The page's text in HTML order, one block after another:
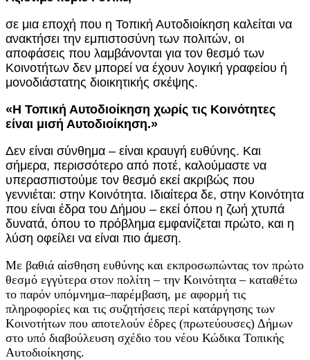
σε μια εποχή που η Τοπική Αυτοδιοίκηση καλείται να
ανακτήσει την εμπιστοσύνη των πολιτών, οι
αποφάσεις που λαμβάνονται για τον θεσμό των
Κοινοτήτων δεν μπορεί να έχουν λογική γραφείου ή
μονοδιάστατης διοικητικής σκέψης.
«Η Τοπική Αυτοδιοίκηση χωρίς τις Κοινότητες
είναι μισή Αυτοδιοίκηση.»
Δεν είναι σύνθημα – είναι κραυγή ευθύνης. Και
σήμερα, περισσότερο από ποτέ, καλούμαστε να
υπερασπιστούμε τον θεσμό εκεί ακριβώς που
γεννιέται: στην Κοινότητα. Ιδιαίτερα δε, στην Κοινότητα
που είναι έδρα του Δήμου – εκεί όπου η ζωή χτυπά
δυνατά, όπου το πρόβλημα εμφανίζεται πρώτο, και η
λύση οφείλει να είναι πιο άμεση.
Με βαθιά αίσθηση ευθύνης και εκπροσωπώντας τον πρώτο
θεσμό εγγύτερα στον πολίτη – την Κοινότητα – καταθέτω
το παρόν υπόμνημα–παρέμβαση, με αφορμή τις
πληροφορίες και τις συζητήσεις περί κατάργησης των
Κοινοτήτων που αποτελούν έδρες (πρωτεύουσες) Δήμων
στο υπό διαβούλευση σχέδιο του νέου Κώδικα Τοπικής
Αυτοδιοίκησης.